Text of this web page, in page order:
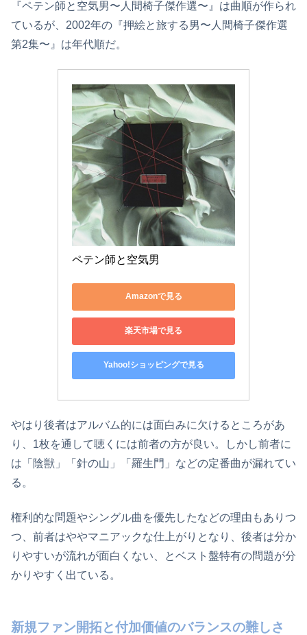
『ペテン師と空気男〜人間椅子傑作選〜』は曲順が作られ
ているが、2002年の『押絵と旅する男〜人間椅子傑作選
第2集〜』は年代順だ。
ペテン師と空気男
Amazonで見る
楽天市場で見る
Yahoo!ショッピングで見る
やはり後者はアルバム的には面白みに欠けるところがあ
り、1枚を通して聴くには前者の方が良い。しかし前者に
は「陰獣」「針の山」「羅生門」などの定番曲が漏れてい
る。
権利的な問題やシングル曲を優先したなどの理由もありつ
つ、前者はややマニアックな仕上がりとなり、後者は分か
りやすいが流れが面白くない、とベスト盤特有の問題が分
かりやすく出ている。
新規ファン開拓と付加価値のバランスの難しさ